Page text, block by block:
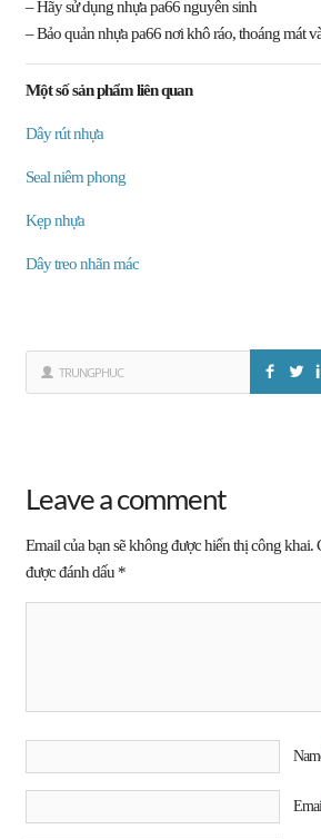
– Hãy sử dụng nhựa pa66 nguyên sinh
– Bảo quản nhựa pa66 nơi khô ráo, thoáng mát
Một số sản phẩm liên quan
Dây rút nhựa
Seal niêm phong
Kẹp nhựa
Dây treo nhãn mác
TRUNGPHUC
Leave a comment
Email của bạn sẽ không được hiển thị công khai.
được đánh dấu *